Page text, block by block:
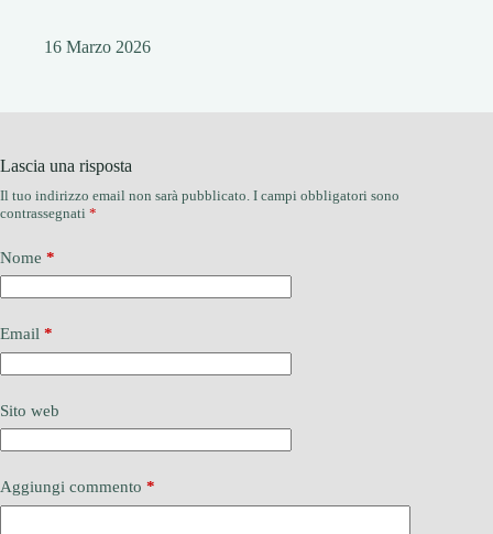
16 Marzo 2026
Lascia una risposta
Il tuo indirizzo email non sarà pubblicato. I campi obbligatori sono
contrassegnati *
Nome *
Email *
Sito web
Aggiungi commento *